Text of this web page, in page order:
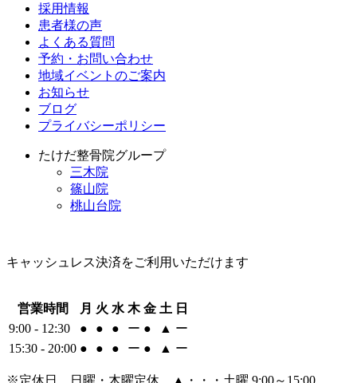
採用情報
患者様の声
よくある質問
予約・お問い合わせ
地域イベントのご案内
お知らせ
ブログ
プライバシーポリシー
たけだ整骨院グループ
三木院
篠山院
桃山台院
キャッシュレス決済をご利用いただけます
営業時間 月 火 水 木 金 土 日
9:00 - 12:30
● ● ● ー ● ▲ ー
15:30 - 20:00 ● ● ● ー ● ▲ ー